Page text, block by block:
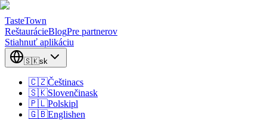
TasteTown
ReštaurácieBlogPre partnerov
Stiahnuť aplikáciu
🇸🇰sk
🇨🇿Češtinacs
🇸🇰Slovenčinask
🇵🇱Polskipl
🇬🇧Englishen